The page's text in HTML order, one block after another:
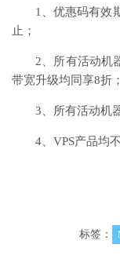
1、优惠码有效
止；
2、所有活动机
带宽升级均同享8折；
3、所有活动机
4、VPS产品均
标签：